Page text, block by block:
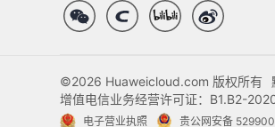
©2026 Huaweicloud.com 版权所有
增值电信业务经营许可证：B1.B2-
电子营业执照 贵公网安备